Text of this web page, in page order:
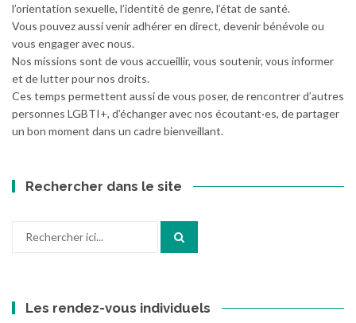
l’orientation sexuelle, l’identité de genre, l’état de santé.
Vous pouvez aussi venir adhérer en direct, devenir bénévole ou
vous engager avec nous.
Nos missions sont de vous accueillir, vous soutenir, vous informer
et de lutter pour nos droits.
Ces temps permettent aussi de vous poser, de rencontrer d’autres
personnes LGBTI+, d’échanger avec nos écoutant·es, de partager
un bon moment dans un cadre bienveillant.
Rechercher dans le site
Les rendez-vous individuels